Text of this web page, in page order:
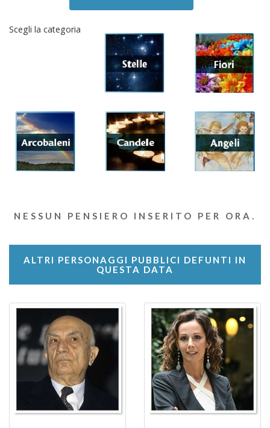
Scegli la categoria
NESSUN PENSIERO INSERITO PER ORA.
ALTRI PERSONAGGI PUBBLICI DEFUNTI IN
QUESTA DATA